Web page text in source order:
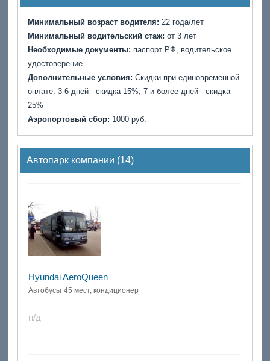
Минимальный возраст водителя: 22 года/лет
Минимальный водительский стаж: от 3 лет
Необходимые документы: паспорт РФ, водительское
удостоверение
Дополнительные условия: Скидки при единовременной
оплате: 3-6 дней - скидка 15%, 7 и более дней - скидка
25%
Аэропортовый сбор: 1000 руб.
Автопарк компании (14)
Hyundai AeroQueen
Автобусы 45 мест, кондиционер
н/д